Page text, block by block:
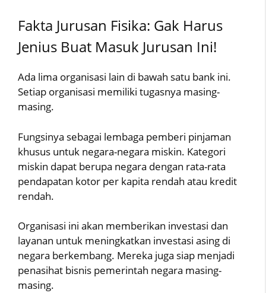
Fakta Jurusan Fisika: Gak Harus
Jenius Buat Masuk Jurusan Ini!
Ada lima organisasi lain di bawah satu bank ini.
Setiap organisasi memiliki tugasnya masing-
masing.
Fungsinya sebagai lembaga pemberi pinjaman
khusus untuk negara-negara miskin. Kategori
miskin dapat berupa negara dengan rata-rata
pendapatan kotor per kapita rendah atau kredit
rendah.
Organisasi ini akan memberikan investasi dan
layanan untuk meningkatkan investasi asing di
negara berkembang. Mereka juga siap menjadi
penasihat bisnis pemerintah negara masing-
masing.